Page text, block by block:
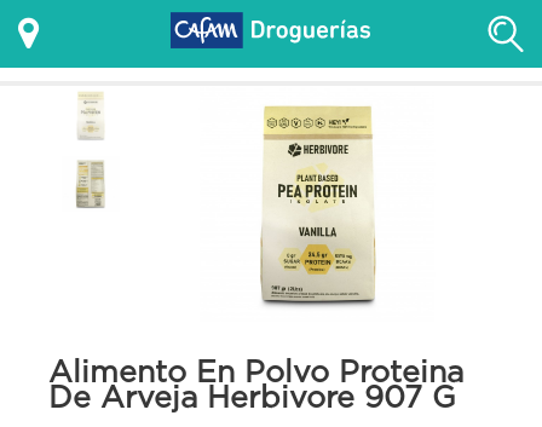
Alimento En Polvo Proteina
De Arveja Herbivore 907 G